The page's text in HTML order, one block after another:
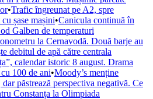
•Trafic îngreunat pe A2, spre
șase mașini•Canicula continuă în
Galben de temperaturi
la Cernavodă. Două barje au
debitul de apă către centrala
calendar istoric 8 august. Drama
100 de ani•Moody’s menține
păstrează perspectiva negativă. Ce
Constanța la Olimpiada